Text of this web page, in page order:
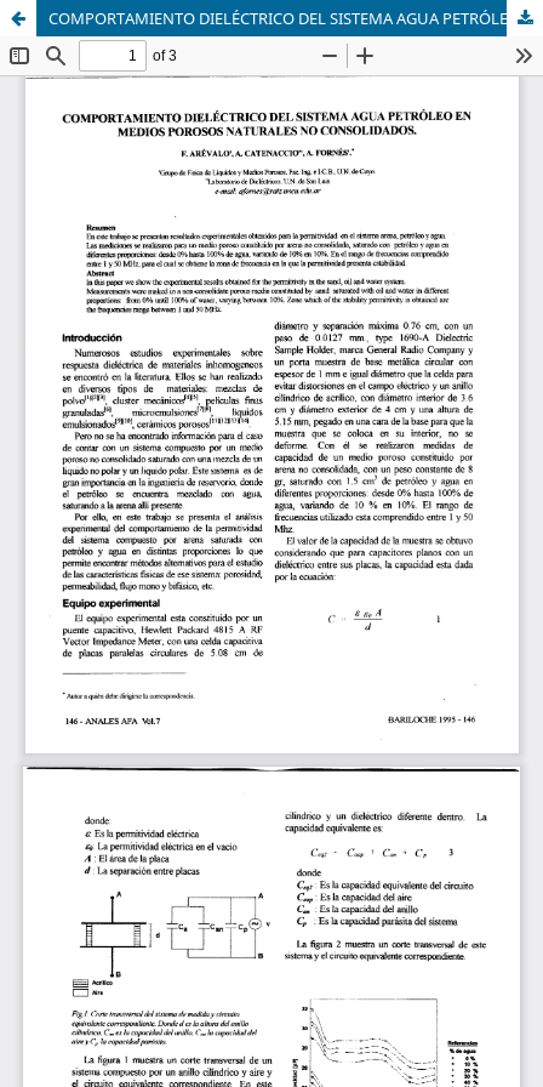
COMPORTAMIENTO DIELÉCTRICO DEL SISTEMA AGUA PETRÓLEO EN MEDIOS POROSOS NATURALES NO CONSOLIDADOS